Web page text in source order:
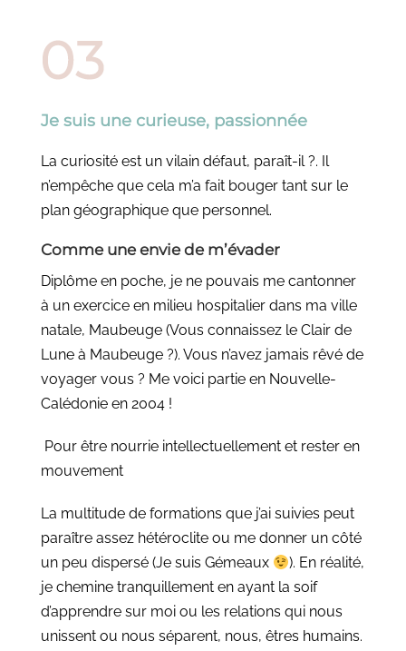
Je suis une curieuse, passionnée
La curiosité est un vilain défaut, paraît-il ?. Il
n’empêche que cela m’a fait bouger tant sur le
plan géographique que personnel.
Comme une envie de m’évader
Diplôme en poche, je ne pouvais me cantonner
à un exercice en milieu hospitalier dans ma ville
natale, Maubeuge (Vous connaissez le Clair de
Lune à Maubeuge ?). Vous n’avez jamais rêvé de
voyager vous ? Me voici partie en Nouvelle-
Calédonie en 2004 !
Pour être nourrie intellectuellement et rester en
mouvement
La multitude de formations que j’ai suivies peut
paraître assez hétéroclite ou me donner un côté
un peu dispersé (Je suis Gémeaux
). En réalité,
je chemine tranquillement en ayant la soif
d’apprendre sur moi ou les relations qui nous
unissent ou nous séparent, nous, êtres humains.